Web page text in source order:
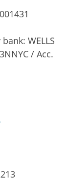
WELLS
/ Acc.